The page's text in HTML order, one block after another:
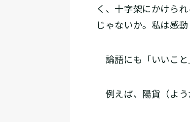
く、十字架にかけら
じゃないか。私は感
論語にも「いいこと
例えば、陽貨（よう